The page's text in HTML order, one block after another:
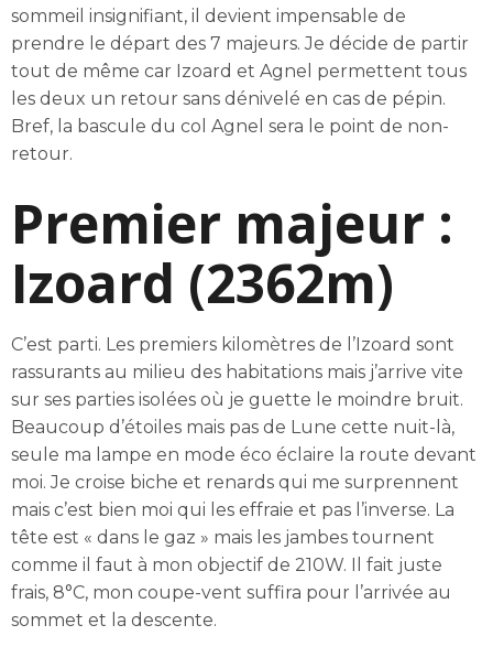
sommeil insignifiant, il devient impensable de
prendre le départ des 7 majeurs. Je décide de partir
tout de même car Izoard et Agnel permettent tous
les deux un retour sans dénivelé en cas de pépin.
Bref, la bascule du col Agnel sera le point de non-
retour.
Premier majeur :
Izoard (2362m)
C’est parti. Les premiers kilomètres de l’Izoard sont
rassurants au milieu des habitations mais j’arrive vite
sur ses parties isolées où je guette le moindre bruit.
Beaucoup d’étoiles mais pas de Lune cette nuit-là,
seule ma lampe en mode éco éclaire la route devant
moi. Je croise biche et renards qui me surprennent
mais c’est bien moi qui les effraie et pas l’inverse. La
tête est « dans le gaz » mais les jambes tournent
comme il faut à mon objectif de 210W. Il fait juste
frais, 8°C, mon coupe-vent suffira pour l’arrivée au
sommet et la descente.